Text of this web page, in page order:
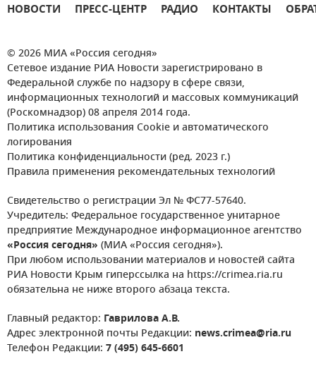
НОВОСТИ ПРЕСС-ЦЕНТР РАДИО КОНТАКТЫ
© 2026 МИА «Россия сегодня»
Сетевое издание РИА Новости зарегистрировано в
Федеральной службе по надзору в сфере связи,
информационных технологий и массовых коммуникаций
(Роскомнадзор) 08 апреля 2014 года.
Политика использования Cookie и автоматического
логирования
Политика конфиденциальности (ред. 2023 г.)
Правила применения рекомендательных технологий
Свидетельство о регистрации Эл № ФС77-57640.
Учредитель: Федеральное государственное унитарное
предприятие Международное информационное агентство
«Россия сегодня» (МИА «Россия сегодня»).
При любом использовании материалов и новостей сайта
РИА Новости Крым гиперссылка на https://crimea.ria.ru
обязательна не ниже второго абзаца текста.
Главный редактор: Гаврилова А.В.
Адрес электронной почты Редакции: news.crimea@ria.ru
Телефон Редакции: 7 (495) 645-6601